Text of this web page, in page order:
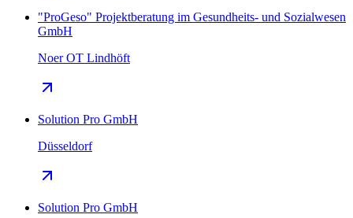
"ProGeso" Projektberatung im Gesundheits- und Sozialwesen
GmbH
Noer OT Lindhöft
Solution Pro GmbH
Düsseldorf
Solution Pro GmbH